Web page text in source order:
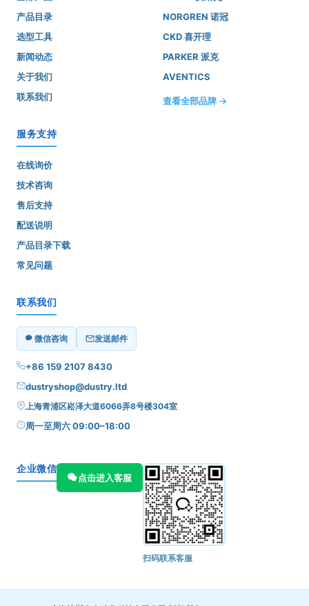
产品目录
选型工具
新闻动态
关于我们
联系我们
NORGREN 诺冠
CKD 喜开理
PARKER 派克
AVENTICS
查看全部品牌 →
服务支持
在线询价
技术咨询
售后支持
配送说明
产品目录下载
常见问题
联系我们
微信咨询 发送邮件
+86 159 2107 8430
dustryshop@dustry.ltd
上海青浦区崧泽大道6066弄8号楼304室
周一至周六 09:00–18:00
企业微信
点击进入客服
扫码联系客服